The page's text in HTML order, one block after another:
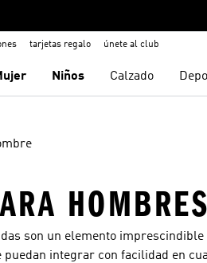
tarjetas regalo únete al club
Niños Calzado
HOMBRES
son un elemento
puedan integrar con facilidad en